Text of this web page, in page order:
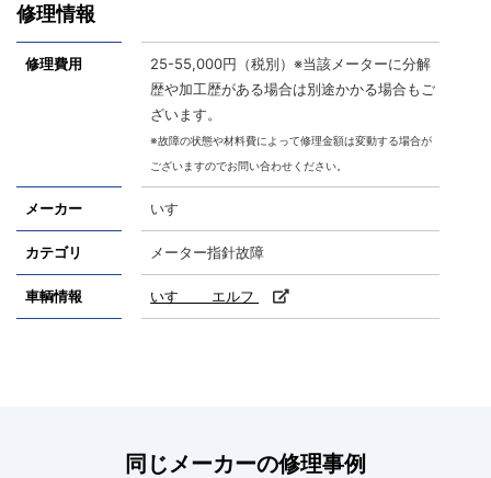
修理情報
修理費用
25-55,000円（税別）※当該メーターに分解
歴や加工歴がある場合は別途かかる場合もご
ざいます。
※故障の状態や材料費によって修理金額は変動する場合が
ございますのでお問い合わせください。
メーカー いすゞ
カテゴリ メーター指針故障
車輌情報 いすゞ エルフ
同じメーカーの修理事例